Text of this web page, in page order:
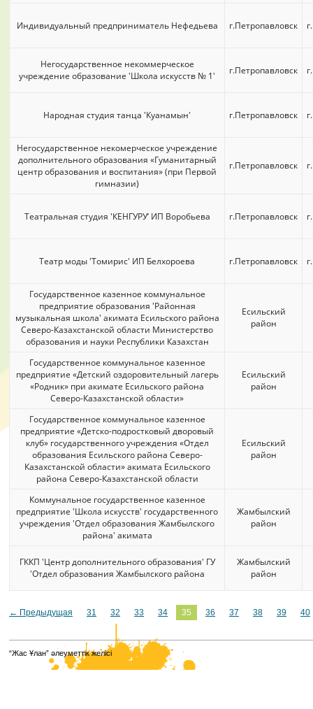
Индивидуальный предприниматель Нефедьева г.Петропавловск
Негосударственное некоммерческое
учреждение образование 'Школа искусств № 1'
г.Петропавловск
Народная студия танца 'Куанамын' г.Петропавловск
Негосударственное некомерческое учреждение
дополнительного образования «Гуманитарный
центр образования и воспитания» (при Первой
гимназии)
г.Петропавловск
Театральная студия 'КЕНГУРУ’ ИП Воробьева г.Петропавловск
Театр моды 'Томирис' ИП Белхороева г.Петропавловск
Государственное казенное коммунальное
предприятие образования 'Районная
музыкальная школа' акимата Есильского района
Северо-Казахстанской области Министерство
образования и науки Республики Казахстан
Есильский
район
Государственное коммунальное казенное
предприятие «Детский оздоровительный лагерь
«Родник» при акимате Есильского района
Северо-Казахстанской области»
Есильский
район
Государственное коммунальное казенное
предприятие «Детско-подростковый дворовый
клуб» государственного учреждения «Отдел
образования Есильского района Северо-
Казахстанской области» акимата Есильского
района Северо-Казахстанской области
Есильский
район
Коммунальное государственное казенное
предприятие 'Школа искусств' государственного
учреждения 'Отдел образования Жамбылского
района' акимата
Жамбылский
район
ГККП 'Центр дополнительного образования' ГУ
'Отдел образования Жамбылского района
Жамбылский
район
← Предыдущая 31 32 33 34 35 36 37 38 39 40
“Жас Ұлан” әлеуметтік желісі